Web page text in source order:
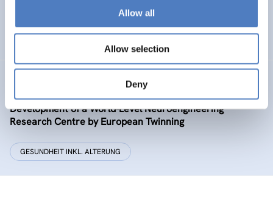
Allow all
Allow selection
Deny
WISSENSCHAFTS-, TECHNOLOGIE- UND INNOVATIONSPOLITIK
…
Development of a World-Level Neuroengineering
Research Centre by European Twinning
GESUNDHEIT INKL. ALTERUNG